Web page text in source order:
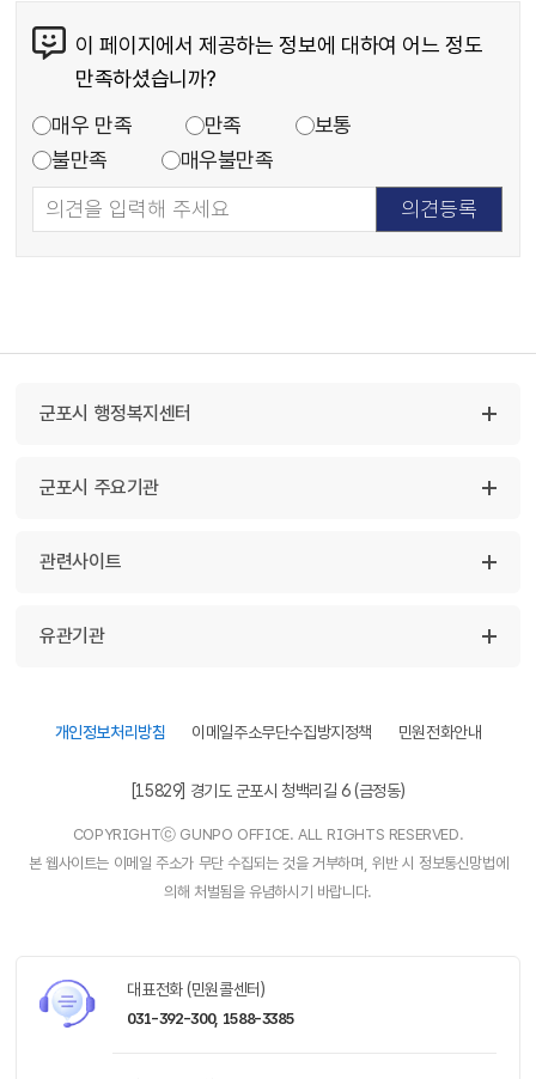
이 페이지에서 제공하는 정보에 대하여 어느 정도
만족하셨습니까?
매우 만족
만족
보통
불만족
매우불만족
군포시 행정복지센터
군포시 주요기관
관련사이트
유관기관
개인정보처리방침 이메일주소무단수집방지정책 민원전화안내
[15829] 경기도 군포시 청백리길 6 (금정동)
COPYRIGHTⓒ GUNPO OFFICE. ALL RIGHTS RESERVED.
본 웹사이트는 이메일 주소가 무단 수집되는 것을 거부하며, 위반 시 정보통신망법에
의해 처벌됨을 유념하시기 바랍니다.
대표전화 (민원콜센터)
031-392-300, 1588-3385